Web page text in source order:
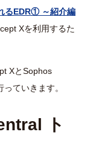
るEDR① ～紹介編
Xを利用するた
XとSophos
ていきます。
ト